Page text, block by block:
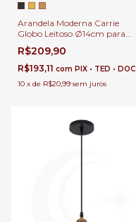
Arandela Moderna Carrie
Globo Leitoso Ø14cm para
Cabeceira de Cama e Lavabos
R$209,90
R$193,11 com PIX • TED • DOC
10 x de R$20,99 sem juros